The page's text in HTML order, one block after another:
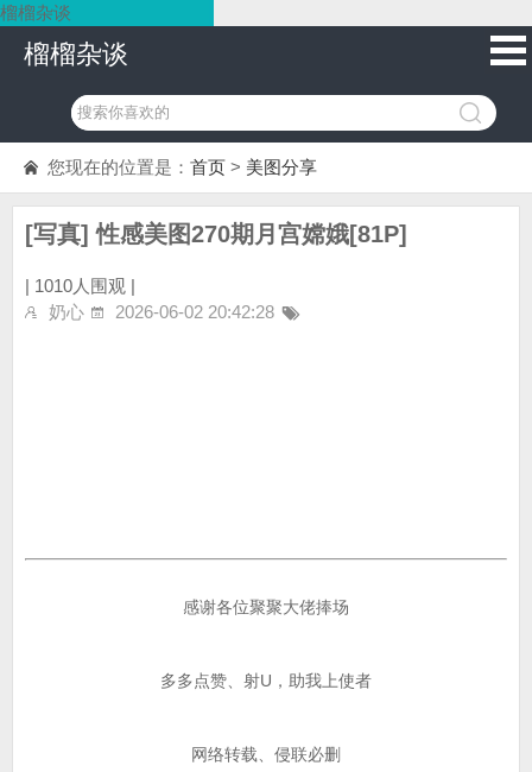
榴榴杂谈
榴榴杂谈
您现在的位置是： 首页 > 美图分享
[写真] 性感美图270期月宫嫦娥[81P]
| 1010人围观 |
奶心
2026-06-02 20:42:28
感谢各位聚聚大佬捧场
多多点赞、射U，助我上使者
网络转载、侵联必删